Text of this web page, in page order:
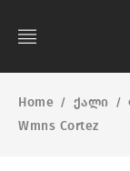
Home / ქალი /
Wmns Cortez